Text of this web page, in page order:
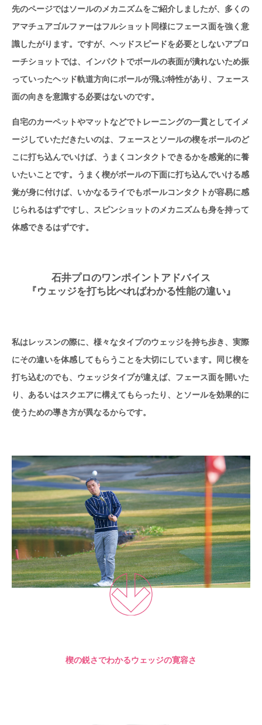
先のページではソールのメカニズムをご紹介しましたが、多くの
アマチュアゴルファーはフルショット同様にフェース面を強く意
識したがります。ですが、ヘッドスピードを必要としないアプロ
ーチショットでは、インパクトでボールの表面が潰れないため振
っていったヘッド軌道方向にボールが飛ぶ特性があり、フェース
面の向きを意識する必要はないのです。
自宅のカーペットやマットなどでトレーニングの一貫としてイメ
ージしていただきたいのは、フェースとソールの楔をボールのど
こに打ち込んでいけば、うまくコンタクトできるかを感覚的に養
いたいことです。うまく楔がボールの下面に打ち込んでいける感
覚が身に付けば、いかなるライでもボールコンタクトが容易に感
じられるはずですし、スピンショットのメカニズムも身を持って
体感できるはずです。
石井プロのワンポイントアドバイス
『ウェッジを打ち比べればわかる性能の違い』
私はレッスンの際に、様々なタイプのウェッジを持ち歩き、実際
にその違いを体感してもらうことを大切にしています。同じ楔を
打ち込むのでも、ウェッジタイプが違えば、フェース面を開いた
り、あるいはスクエアに構えてもらったり、とソールを効果的に
使うための導き方が異なるからです。
楔の鋭さでわかるウェッジの寛容さ